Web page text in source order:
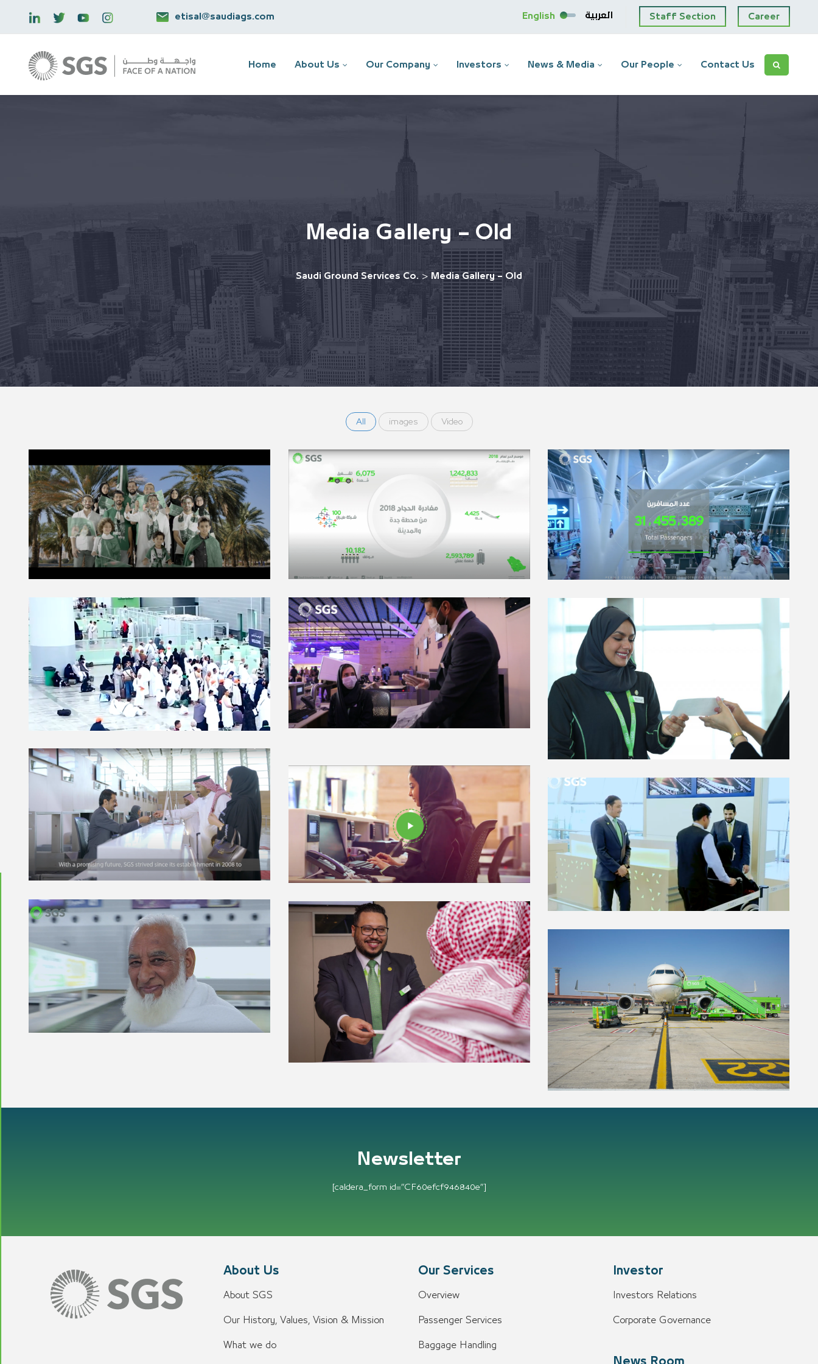
etisal@saudiags.com English العربية Staff Section Career
Home About Us Our Company Investors News & Media Our People Contact Us
Media Gallery – Old
Saudi Ground Services Co. > Media Gallery – Old
All images Video
يا راية التوحيد – اليوم الوطني
السعودي 88
إحصائيات موسم الحج ١٤٣٩ه
Success in numbers! !أحصائيات
النجاح
Welcoming all Pilgrims and
wishing them Hajj Mubarak
Your safety is always our priority
كل عام وانتم بخير
عودًا حميدًا
Video • Video • Video • Video • Video • Video • Video • Video •
Video • Video • Video
إطلاق دبلوم الخدمات الأرضية بالشركة
السعودية للخدمات الأرضية
Saudi Ground Services – Face of a
Nation
Special Needs Services in the
Kingdom’s Airport
جدة استقبال المعتمرين في صالات
الحج والعمرة بمطار الملك عبدالعزيز
Terminal Services
images • images
Ramp Services
Newsletter
[caldera_form id=”CF60efcf946840e”]
About Us
About SGS
Our History, Values, Vision & Mission
What we do
Our Services
Overview
Passenger Services
Baggage Handling
Investor
Investors Relations
Corporate Governance
News Room